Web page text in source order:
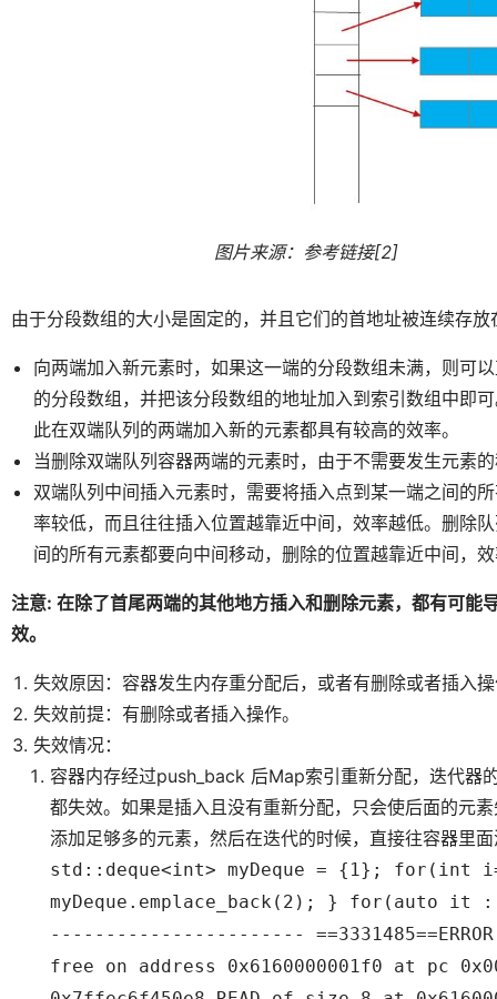
图片来源：参考链接[2]
由于分段数组的大小是固定的，并且它们的首地址被连续存
向两端加入新元素时，如果这一端的分段数组未满，则可
的分段数组，并把该分段数组的地址加入到索引数组中即
此在双端队列的两端加入新的元素都具有较高的效率。
当删除双端队列容器两端的元素时，由于不需要发生元素
双端队列中间插入元素时，需要将插入点到某一端之间的
率较低，而且往往插入位置越靠近中间，效率越低。删除
间的所有元素都要向中间移动，删除的位置越靠近中间，
注意: 在除了首尾两端的其他地方插入和删除元素，都有
效。
失效原因：容器发生内存重分配后，或者有删除或者插入
失效前提：有删除或者插入操作。
失效情况：
容器内存经过push_back 后Map索引重新分配，迭代器
都失效。如果是插入且没有重新分配，只会使后面的元
添加足够多的元素，然后在迭代的时候，直接往容器里
std::deque<int> myDeque = {1}; for(int
myDeque.emplace_back(2); } for(auto it :
-----------------------
free on address 0x6160000001f0 at pc